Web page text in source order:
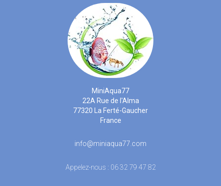
MiniAqua77
22A Rue de l'Alma
77320 La Ferté-Gaucher
France
info@miniaqua77.com
Appelez-nous : 06 32 79 47 82